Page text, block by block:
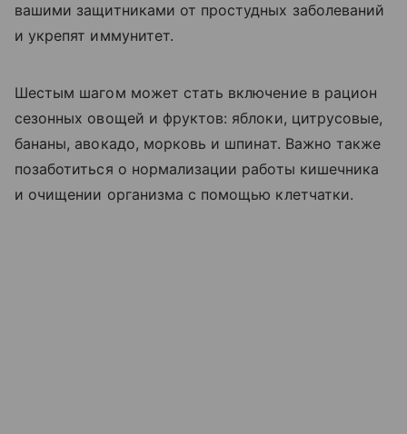
вашими защитниками от простудных заболеваний
и укрепят иммунитет.
Шестым шагом может стать включение в рацион
сезонных овощей и фруктов: яблоки, цитрусовые,
бананы, авокадо, морковь и шпинат. Важно также
позаботиться о нормализации работы кишечника
и очищении организма с помощью клетчатки.